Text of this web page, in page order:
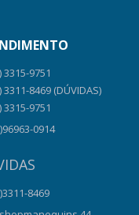
3315-9751
3311-8469 (DÚVIDAS)
3315-9751
0914
8469